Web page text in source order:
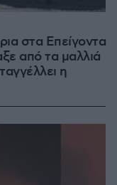
στα Επείγοντα
από τα μαλλιά
η